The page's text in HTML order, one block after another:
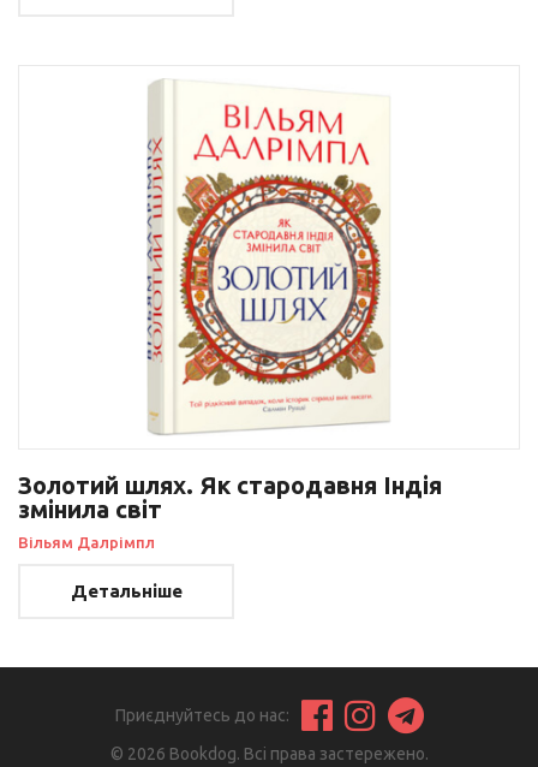
Золотий шлях. Як стародавня Індія
змінила світ
Вільям Далрімпл
Детальніше
© 2026 Bookdog. Всі права застережено.
Приєднуйтесь до нас: